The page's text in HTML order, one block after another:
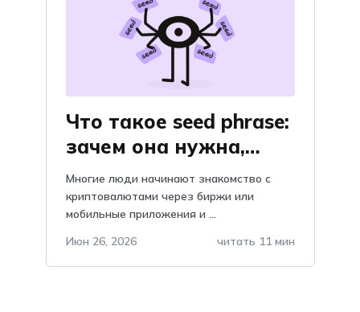
Что такое seed phrase:
зачем она нужна,
объяснение и
важность, почему
нельзя хранить в
telegram?
Многие люди начинают знакомство с
криптовалютами через биржи или
мобильные приложения и ...
Июн 26, 2026
читать 11 мин